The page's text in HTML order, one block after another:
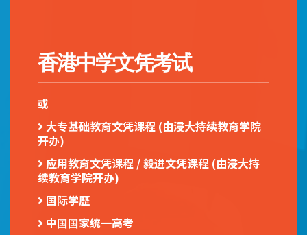
香港中学文凭考试
或
大专基础教育文凭课程 (由浸大持续教育学院
开办)
应用教育文凭课程 / 毅进文凭课程 (由浸大持
续教育学院开办)
国际学歷
中国国家统一高考